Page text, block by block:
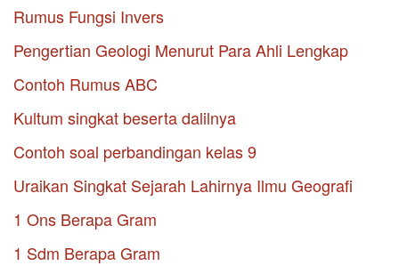
Rumus Fungsi Invers
Pengertian Geologi Menurut Para Ahli Lengkap
Contoh Rumus ABC
Kultum singkat beserta dalilnya
Contoh soal perbandingan kelas 9
Uraikan Singkat Sejarah Lahirnya Ilmu Geografi
1 Ons Berapa Gram
1 Sdm Berapa Gram